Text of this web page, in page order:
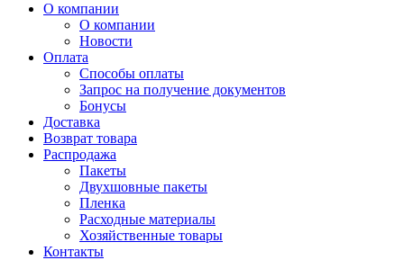
О компании
О компании
Новости
Оплата
Способы оплаты
Запрос на получение документов
Бонусы
Доставка
Возврат товара
Распродажа
Пакеты
Двухшовные пакеты
Пленка
Расходные материалы
Хозяйственные товары
Контакты